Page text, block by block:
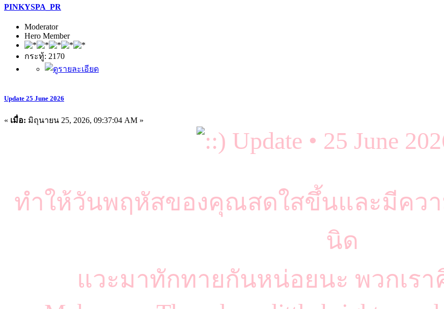
PINKYSPA_PR
Moderator
Hero Member
กระทู้: 2170
Update 25 June 2026
« เมื่อ: มิถุนายน 25, 2026, 09:37:04 AM »
Update • 25 June
ทำให้วันพฤหัสของคุณสดใสขึ้นและมีคว
นิด
แวะมาทักทายกันหน่อยนะ พวกเร